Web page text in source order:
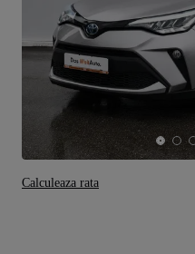
Calculeaza rata